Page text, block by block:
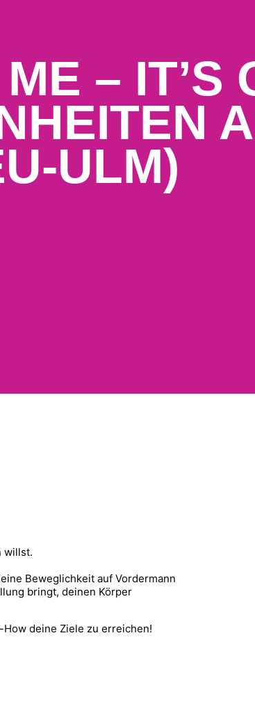
– IT’S
ULM)
willst.
Beweglichkeit auf Vordermann
bringt, deinen Körper
deine Ziele zu erreichen!